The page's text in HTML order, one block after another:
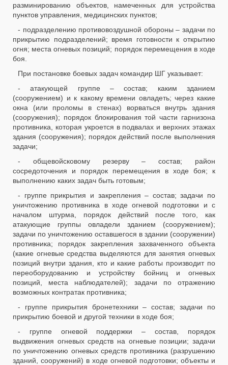
разминированию объектов, намеченных для устройства
пунктов управления, медицинских пунктов;
- подразделению противовоздушной обороны – задачи по
прикрытию подразделений; время готовности к открытию
огня; места огневых позиций; порядок перемещения в ходе
боя.
При постановке боевых задач командир ШГ указывает:
- атакующей группе – состав; каким зданием
(сооружением) и к какому времени овладеть; через какие
окна (или проломы в стенах) ворваться внутрь здания
(сооружения); порядок блокирования той части гарнизона
противника, которая укроется в подвалах и верхних этажах
здания (сооружения); порядок действий после выполнения
задачи;
- общевойсковому резерву – состав; район
сосредоточения и порядок перемещения в ходе боя; к
выполнению каких задач быть готовым;
- группе прикрытия и закрепления – состав; задачи по
уничтожению противника в ходе огневой подготовки и с
началом штурма, порядок действий после того, как
атакующие группы овладели зданием (сооружением);
задачи по уничтожению оставшегося в здании (сооружении)
противника; порядок закрепления захваченного объекта
(какие огневые средства выделяются для занятия огневых
позиций внутри здания, кто и какие работы производит по
переоборудованию и устройству бойниц и огневых
позиций, места наблюдателей); задачи по отражению
возможных контратак противника;
- группе прикрытия бронетехники – состав; задачи по
прикрытию боевой и другой техники в ходе боя;
- группе огневой поддержки – состав, порядок
выдвижения огневых средств на огневые позиции; задачи
по уничтожению огневых средств противника (разрушению
зданий, сооружений) в ходе огневой подготовки; объекты и